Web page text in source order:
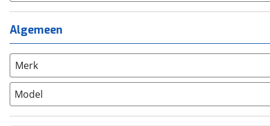
Ligfiets (0)
Mountainbike
Overig (0)
Racefiets
Stadsfiets (4)
Tandem
Meisjes
Algemeen
Merk
Model